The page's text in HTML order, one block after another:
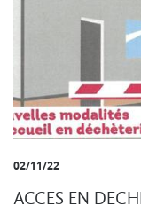
02/11/22
ACCES EN